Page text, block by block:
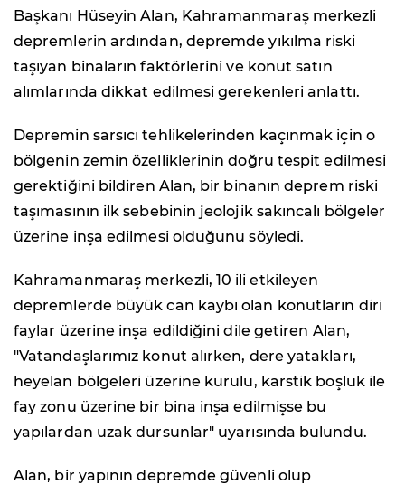
Başkanı Hüseyin Alan, Kahramanmaraş merkezli
depremlerin ardından, depremde yıkılma riski
taşıyan binaların faktörlerini ve konut satın
alımlarında dikkat edilmesi gerekenleri anlattı.
Depremin sarsıcı tehlikelerinden kaçınmak için o
bölgenin zemin özelliklerinin doğru tespit edilmesi
gerektiğini bildiren Alan, bir binanın deprem riski
taşımasının ilk sebebinin jeolojik sakıncalı bölgeler
üzerine inşa edilmesi olduğunu söyledi.
Kahramanmaraş merkezli, 10 ili etkileyen
depremlerde büyük can kaybı olan konutların diri
faylar üzerine inşa edildiğini dile getiren Alan,
"Vatandaşlarımız konut alırken, dere yatakları,
heyelan bölgeleri üzerine kurulu, karstik boşluk ile
fay zonu üzerine bir bina inşa edilmişse bu
yapılardan uzak dursunlar" uyarısında bulundu.
Alan, bir yapının depremde güvenli olup